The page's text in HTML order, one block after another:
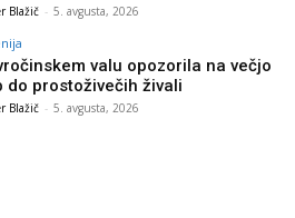
Blažič - 5. avgusta, 2026
valu opozorila na večjo
do prostoživečih živali
Blažič - 5. avgusta, 2026